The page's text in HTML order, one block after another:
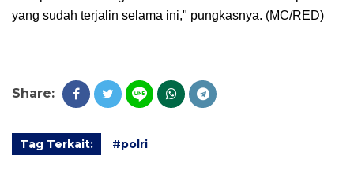
yang sudah terjalin selama ini," pungkasnya. (MC/RED)
Share:
Tag Terkait: #polri